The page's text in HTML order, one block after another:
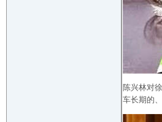
陈兴林对
车长期的